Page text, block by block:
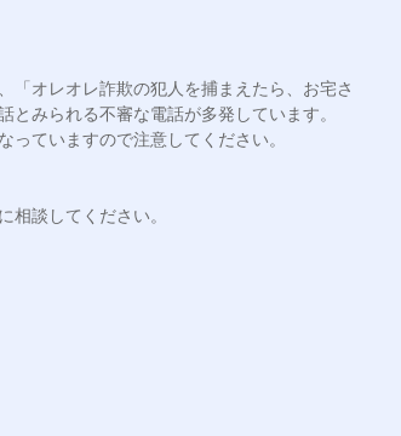
オレオレ詐欺の犯人を捕まえたら、お宅さ
みられる不審な電話が多発しています。
ていますので注意してください。
談してください。